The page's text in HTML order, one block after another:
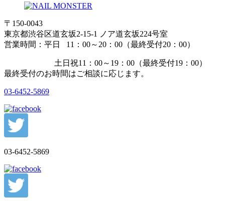
〒150-0043
東京都渋谷区道玄坂2-15-1 ノア道玄坂224号室
営業時間：平日 11：00～20：00（最終受付20：00）
土日祝11：00～19：00（最終受付19：00）
最終受付のお時間はご相談に応じます。
03-6452-5869
03-6452-5869